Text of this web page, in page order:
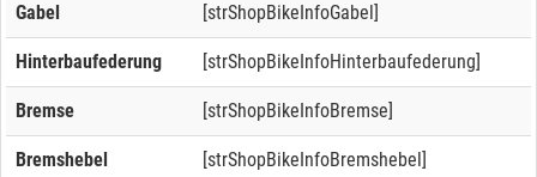
Gabel [strShopBikeInfoGabel]
Hinterbaufederung [strShopBikeInfoHinterbaufederung]
Bremse [strShopBikeInfoBremse]
Bremshebel [strShopBikeInfoBremshebel]